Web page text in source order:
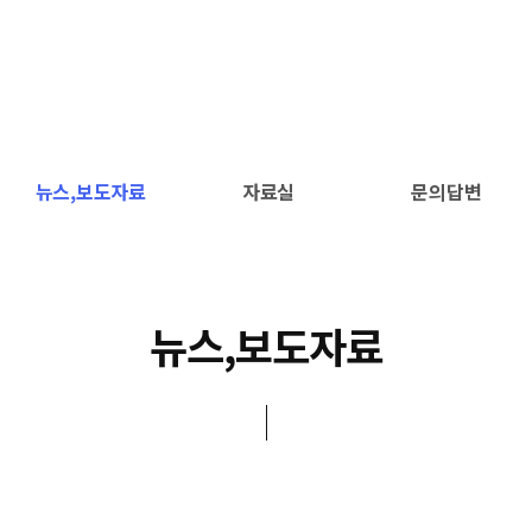
뉴스,보도자료 자료실 문의답변
뉴스,보도자료